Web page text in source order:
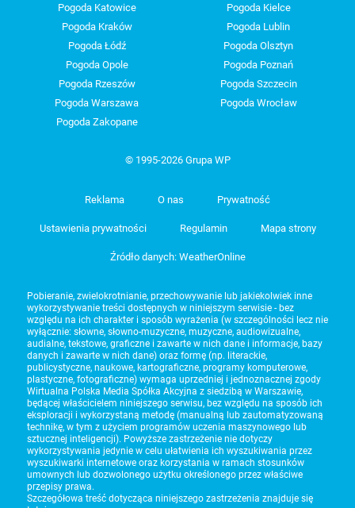
Pogoda Katowice
Pogoda Kielce
Pogoda Kraków
Pogoda Lublin
Pogoda Łódź
Pogoda Olsztyn
Pogoda Opole
Pogoda Poznań
Pogoda Rzeszów
Pogoda Szczecin
Pogoda Warszawa
Pogoda Wrocław
Pogoda Zakopane
© 1995-2026 Grupa WP
Reklama O nas Prywatność
Ustawienia prywatności Regulamin Mapa strony
Źródło danych: WeatherOnline
Pobieranie, zwielokrotnianie, przechowywanie lub jakiekolwiek inne
wykorzystywanie treści dostępnych w niniejszym serwisie - bez
względu na ich charakter i sposób wyrażenia (w szczególności lecz nie
wyłącznie: słowne, słowno-muzyczne, muzyczne, audiowizualne,
audialne, tekstowe, graficzne i zawarte w nich dane i informacje, bazy
danych i zawarte w nich dane) oraz formę (np. literackie,
publicystyczne, naukowe, kartograficzne, programy komputerowe,
plastyczne, fotograficzne) wymaga uprzedniej i jednoznacznej zgody
Wirtualna Polska Media Spółka Akcyjna z siedzibą w Warszawie,
będącej właścicielem niniejszego serwisu, bez względu na sposób ich
eksploracji i wykorzystaną metodę (manualną lub zautomatyzowaną
technikę, w tym z użyciem programów uczenia maszynowego lub
sztucznej inteligencji). Powyższe zastrzeżenie nie dotyczy
wykorzystywania jedynie w celu ułatwienia ich wyszukiwania przez
wyszukiwarki internetowe oraz korzystania w ramach stosunków
umownych lub dozwolonego użytku określonego przez właściwe
przepisy prawa.
Szczegółowa treść dotycząca niniejszego zastrzeżenia znajduje się